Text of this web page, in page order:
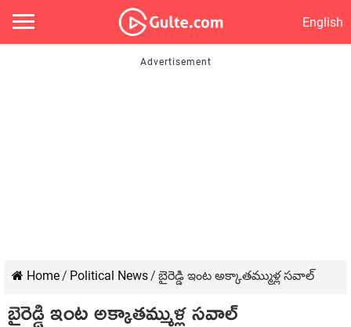
English
Home/ Political News/ బైరెడ్డి ఇంట అక్కాతమ్ముళ్ల సవాల్
బైరెడ్డి ఇంట అక్కాతమ్ముళ్ల సవాల్